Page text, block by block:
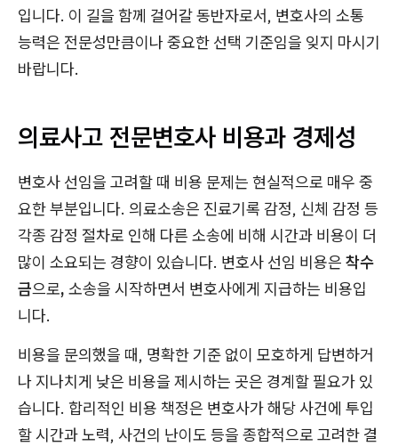
입니다. 이 길을 함께 걸어갈 동반자로서, 변호사의 소통
능력은 전문성만큼이나 중요한 선택 기준임을 잊지 마시기
바랍니다.
의료사고 전문변호사 비용과 경제성
변호사 선임을 고려할 때 비용 문제는 현실적으로 매우 중
요한 부분입니다. 의료소송은 진료기록 감정, 신체 감정 등
각종 감정 절차로 인해 다른 소송에 비해 시간과 비용이 더
많이 소요되는 경향이 있습니다. 변호사 선임 비용은 착수
금으로, 소송을 시작하면서 변호사에게 지급하는 비용입
니다.
비용을 문의했을 때, 명확한 기준 없이 모호하게 답변하거
나 지나치게 낮은 비용을 제시하는 곳은 경계할 필요가 있
습니다. 합리적인 비용 책정은 변호사가 해당 사건에 투입
할 시간과 노력, 사건의 난이도 등을 종합적으로 고려한 결